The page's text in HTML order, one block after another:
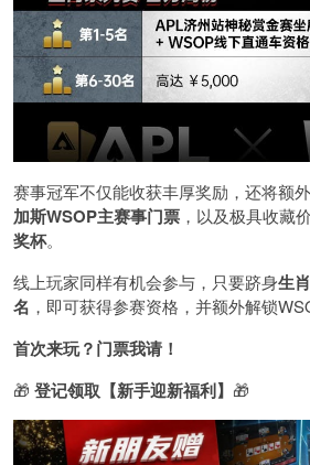
赛事冠军不仅能收获丰厚奖励，还将额
加斯WSOP主赛事门票 ，以及极具收藏
奖杯。
线上玩家同样有机会参与，只要跻身生
名 ，即可获得参赛资格，并额外解锁
首次来玩？门票我请！
🎁 登记领取【新手迎新福利】 🎁